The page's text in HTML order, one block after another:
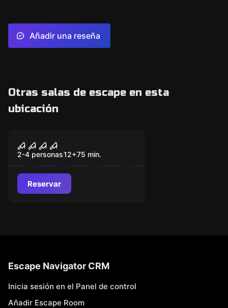
Añadir una reseña
Otras salas de escape en esta
ubicación
La Cabaña
2-4 personas12+75 min.
Reservar
Escape Navigator CRM
Inicia sesión en el Panel de control
Añadir Escape Room